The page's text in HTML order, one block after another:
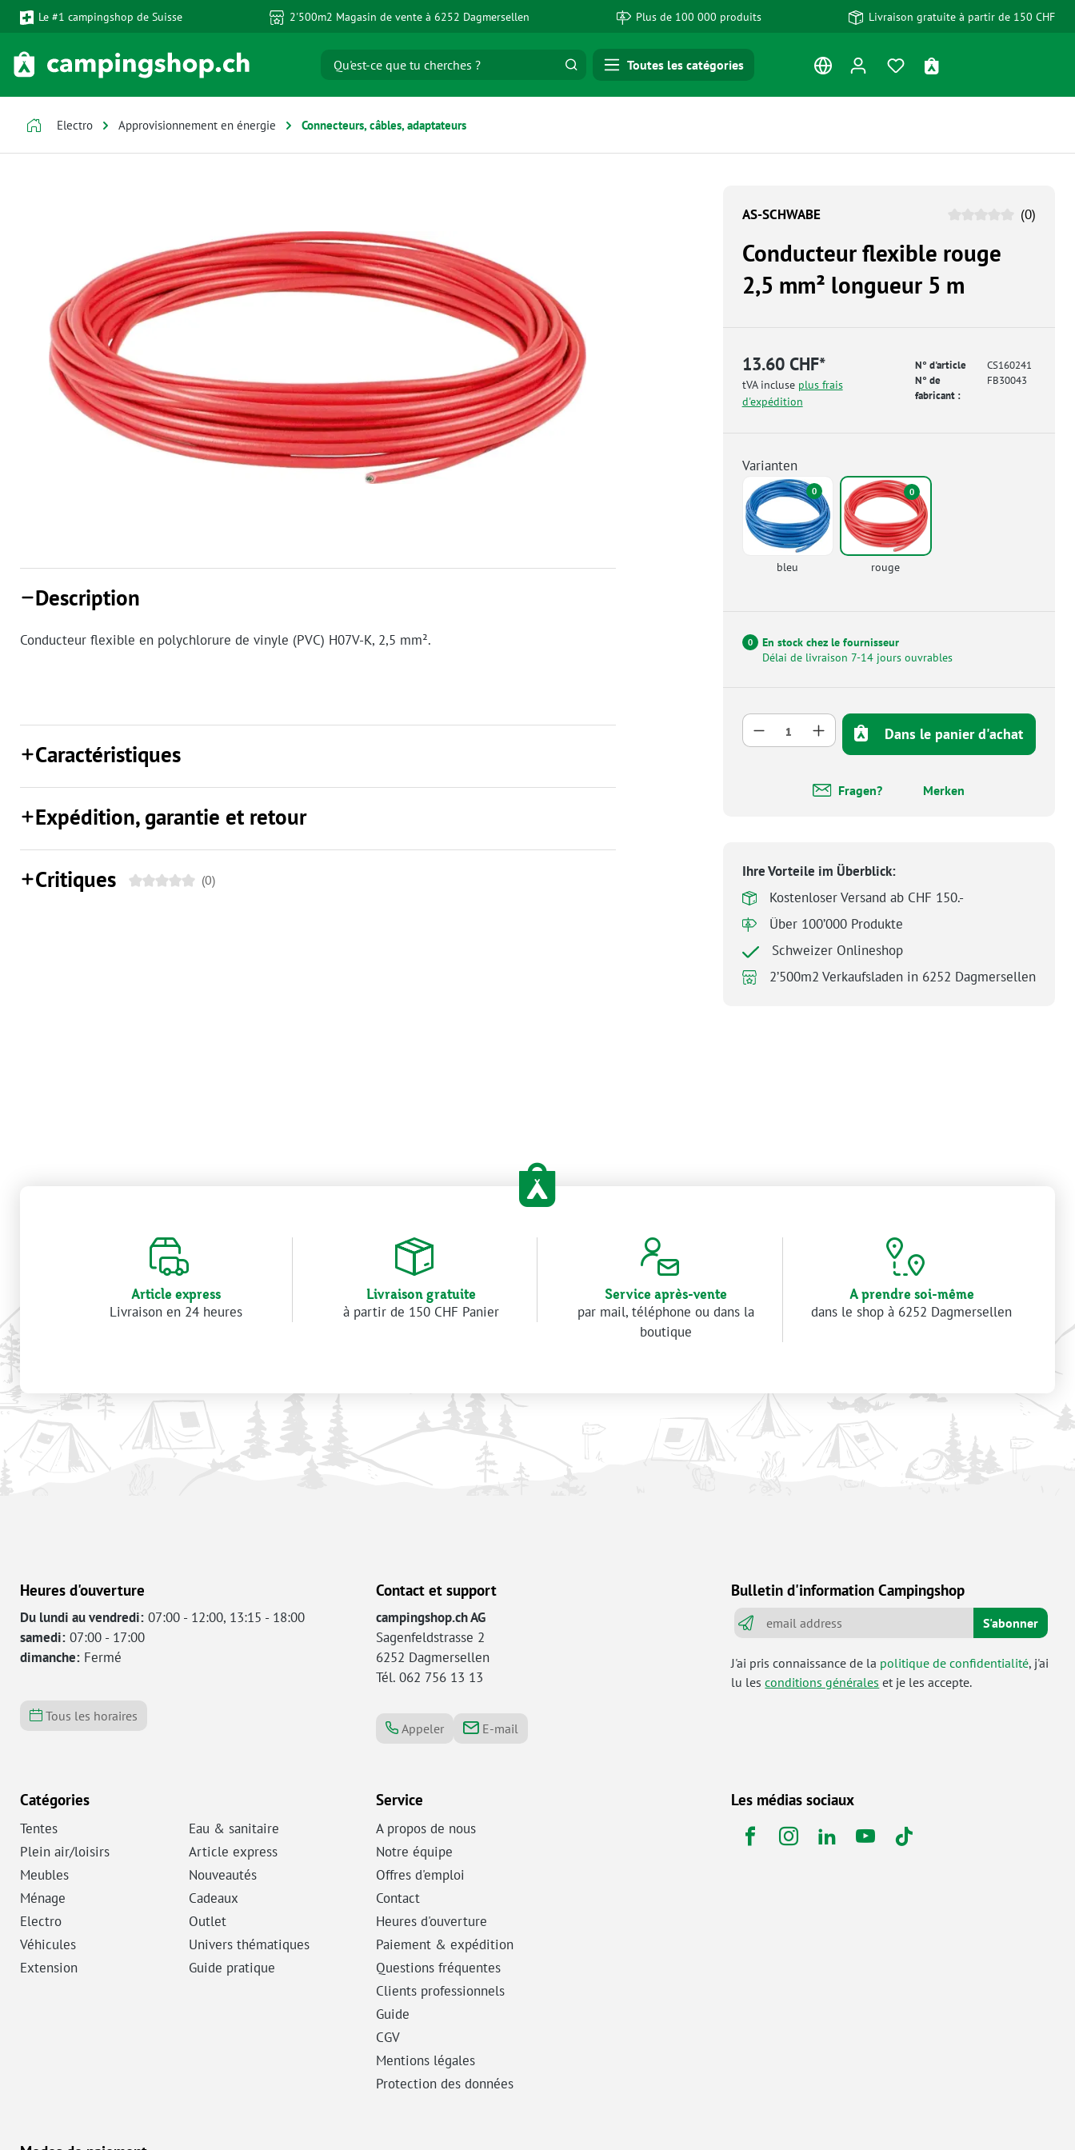
au contenu principal
Passer à la recherche
Passer à la navigation principale
Le #1 campingshop de Suisse 2'500m2 Magasin de vente à 6252 Dagmersellen Plus de 100 000 produits Livraison gratuite à partir de 150 CHF
Vous avez 0 articles dans
Toutes les catégories
Electro Approvisionnement en énergie Connecteurs, câbles, adaptateurs
Description
Conducteur flexible en polychlorure de vinyle (PVC) H07V-K, 2,5 mm².
Caractéristiques
Expédition, garantie et retour
Critiques (0)
AS-SCHWABE (0)
Conducteur flexible rouge
2,5 mm² longueur 5 m
13.60 CHF*
tVA incluse plus frais
d'expédition
N° d'article
CS160241
N° de
fabricant :
FB30043
Varianten
0
bleu
0
rouge
0
En stock chez le fournisseur
Délai de livraison 7-14 jours ouvrables
Quantité de produit : Entrez la quantité
Dans le panier d'achat
Fragen? Merken
Ihre Vorteile im Überblick:
Kostenloser Versand ab CHF 150.-
Über 100’000 Produkte
Schweizer Onlineshop
2’500m2 Verkaufsladen in 6252 Dagmersellen
Article express
Livraison en 24 heures
Livraison gratuite
à partir de 150 CHF Panier
Service après-vente
par mail, téléphone ou dans la
boutique
A prendre soi-même
dans le shop à 6252 Dagmersellen
Heures d'ouverture
Du lundi au vendredi: 07:00 - 12:00, 13:15 - 18:00
samedi: 07:00 - 17:00
dimanche: Fermé
Tous les horaires
Contact et support
campingshop.ch AG
Sagenfeldstrasse 2
6252 Dagmersellen
Tél. 062 756 13 13
Appeler E-mail
Bulletin d'information Campingshop
S'abonner
J'ai pris connaissance de la politique de confidentialité, j'ai
lu lesconditions générales et je les accepte.
Catégories
Tentes
Plein air/loisirs
Meubles
Ménage
Electro
Véhicules
Extension
Eau & sanitaire
Article express
Nouveautés
Cadeaux
Outlet
Univers thématiques
Guide pratique
Service
A propos de nous
Notre équipe
Offres d'emploi
Contact
Heures d'ouverture
Paiement & expédition
Questions fréquentes
Clients professionnels
Guide
CGV
Mentions légales
Protection des données
Les médias sociaux